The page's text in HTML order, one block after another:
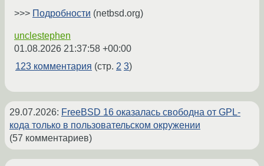
>>> Подробности (netbsd.org)
unclestephen
01.08.2026 21:37:58 +00:00
123 комментария (стр. 2 3)
29.07.2026: FreeBSD 16 оказалась свободна от GPL-
кода только в пользовательском окружении
(57 комментариев)